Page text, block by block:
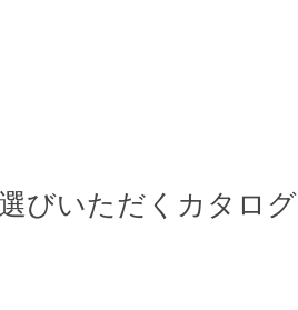
びいただくカタロ